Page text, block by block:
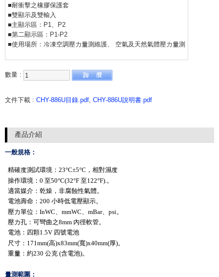
■耐衝擊之橡膠保護套
■雙顯示及雙輸入
■主顯示區：P1、P2
■第二顯示區：P1-P2
■使用場所：冷凍空調壓力量測維護、 空氣及天然氣體壓力量測
數量 :
文件下載 : CHY-886U目錄.pdf, CHY-886U說明書.pdf
產品介紹
一般規格：
精確度測試環境：23°C±5°C，相對濕度
操作環境：0 至50°C(32°F 至122°F).。
適當媒介：乾燥，非腐蝕性氣體。
電池壽命：200 小時低電壓顯示。
壓力單位：InWC、mmWC、mBar、psi。
壓力孔：可彎曲之8mm 內徑軟管。
電池：四顆1.5V 四號電池
尺寸：171mm(高)x83mm(寬)x40mm(厚)。
重量：約230 公克 (含電池)。
量測範圍：